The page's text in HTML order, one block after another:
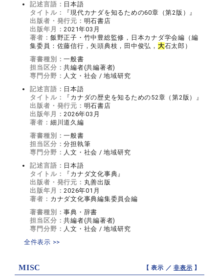
記述言語： 日本語
タイトル：
『現代カナダを知るための60章（第2版）』
出版者・発行元： 明石書店
出版年月：2021年03月
著者： 飯野正子・竹中豊総監修，日本カナダ学会編（編
集委員：佐藤信行，矢頭典枝，田中俊弘， 大石太郎）
著書種別：一般書
担当区分：共編者(共編著者)
専門分野： 人文・社会 / 地域研究
記述言語： 日本語
タイトル：
『カナダの歴史を知るための52章（第2版）』
出版者・発行元： 明石書店
出版年月：2026年03月
著者： 細川道久編
著書種別：一般書
担当区分：分担執筆
専門分野： 人文・社会 / 地域研究
記述言語： 日本語
タイトル：
『カナダ文化事典』
出版者・発行元： 丸善出版
出版年月：2026年01月
著者： カナダ文化事典編集委員会編
著書種別：事典・辞書
担当区分：共編者(共編著者)
専門分野： 人文・社会 / 地域研究
全件表示 >>
MISC 【 表示 ／非表示 】